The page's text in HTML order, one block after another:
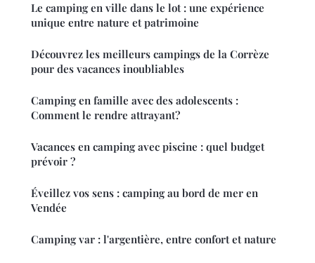
Le camping en ville dans le lot : une expérience
unique entre nature et patrimoine
Découvrez les meilleurs campings de la Corrèze
pour des vacances inoubliables
Camping en famille avec des adolescents :
Comment le rendre attrayant?
Vacances en camping avec piscine : quel budget
prévoir ?
Éveillez vos sens : camping au bord de mer en
Vendée
Camping var : l'argentière, entre confort et nature